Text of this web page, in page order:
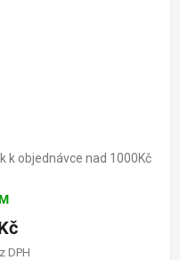
k objednávce nad 1000Kč
DPH